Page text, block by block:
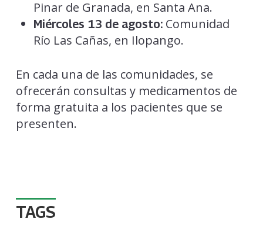
Pinar de Granada, en Santa Ana.
Miércoles 13 de agosto:Comunidad
Río Las Cañas, en Ilopango.
En cada una de las comunidades, se
ofrecerán consultas y medicamentos de
forma gratuita a los pacientes que se
presenten.
TAGS